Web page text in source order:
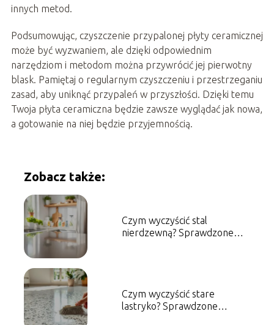
innych metod.
Podsumowując, czyszczenie przypalonej płyty ceramicznej
może być wyzwaniem, ale dzięki odpowiednim
narzędziom i metodom można przywrócić jej pierwotny
blask. Pamiętaj o regularnym czyszczeniu i przestrzeganiu
zasad, aby uniknąć przypaleń w przyszłości. Dzięki temu
Twoja płyta ceramiczna będzie zawsze wyglądać jak nowa,
a gotowanie na niej będzie przyjemnością.
Zobacz także:
Czym wyczyścić stal
nierdzewną? Sprawdzone
Czym wyczyścić stare
lastryko? Sprawdzone